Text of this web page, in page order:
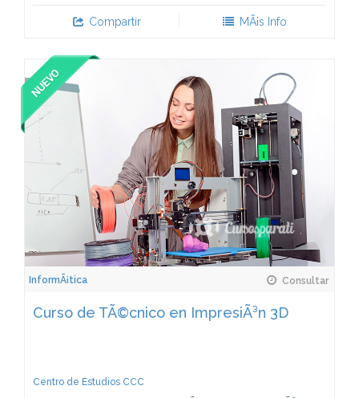
Compartir MÃ¡s Info
InformÃ¡tica Consultar
Curso de TÃ©cnico en ImpresiÃ³n 3D
Centro de Estudios CCC